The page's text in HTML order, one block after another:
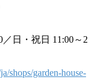
／日・祝日 11:00～2
shops/garden-house-